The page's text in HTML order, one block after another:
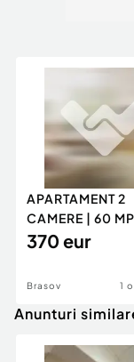
APARTAMENT 2
CAMERE | 60
GENERAL
370 eur
Brasov 1
Anunturi